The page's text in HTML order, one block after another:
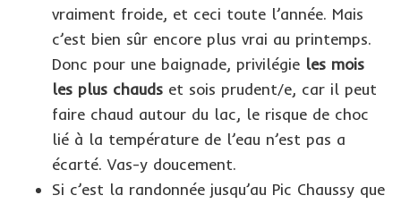
vraiment froide, et ceci toute l’année. Mais
c’est bien sûr encore plus vrai au printemps.
Donc pour une baignade, privilégie les mois
les plus chaudset sois prudent/e, car il peut
faire chaud autour du lac, le risque de choc
lié à la température de l’eau n’est pas a
écarté. Vas-y doucement.
Si c’est la randonnée jusqu’au Pic Chaussy que